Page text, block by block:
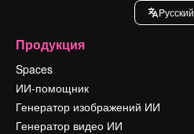
Pусский
Продукция
Spaces
ИИ-помощник
Генератор изображений ИИ
Генератор видео ИИ